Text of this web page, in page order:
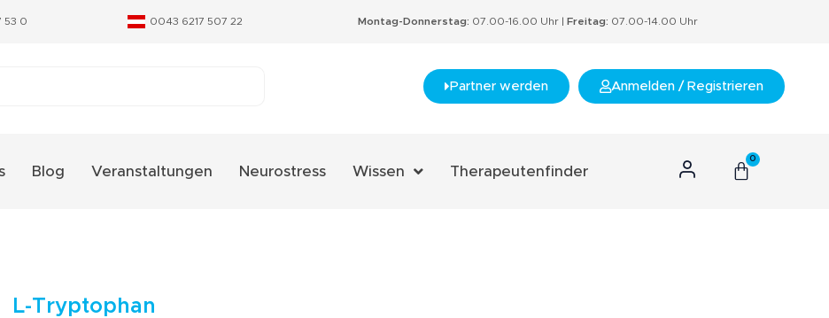
53 0 0043 6217 507 22 Montag-Donnerstag: 07.00-16.00 Uhr | Freitag: 07.00-14.00 Uhr
Partner werden Anmelden / Registrieren
Blog Veranstaltungen Neurostress Wissen Therapeutenfinder
0
L-Tryptophan